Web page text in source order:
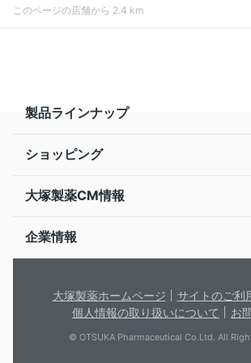
このページの店舗から 2.4 km
製品ラインナップ
ショッピング
大塚製薬CM情報
企業情報
大塚製薬ホームページ
サイトのご利
個人情報の取り扱いについて
お
© OTSUKA Pharmaceutical Co.Ltd. All